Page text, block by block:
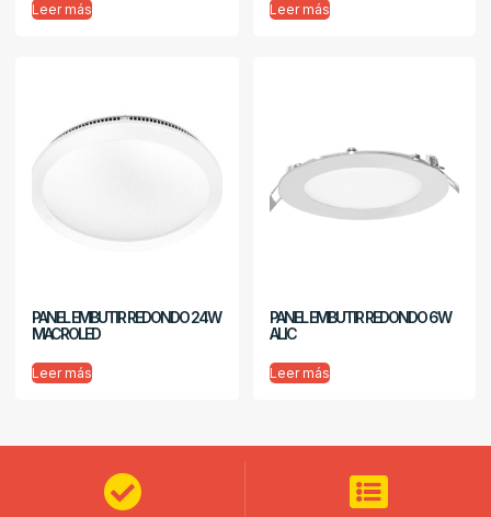
Leer más Leer más
PANEL EMBUTIR REDONDO 24W
MACROLED
Leer más
PANEL EMBUTIR REDONDO 6W
ALIC
Leer más